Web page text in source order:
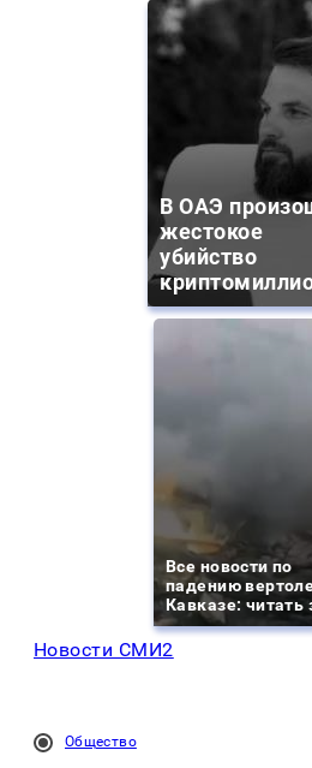
В ОАЭ
жестокое
убийство
Все новости по
падению
Кавказе: читать
Новости СМИ2
Общество